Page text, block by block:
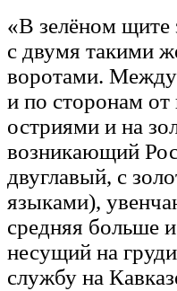
«В зелёном щите
с двумя такими
воротами. Между
и по сторонам от
остриями и на
возникающий
двуглавый, с
языками),
средняя больше
несущий на
службу на